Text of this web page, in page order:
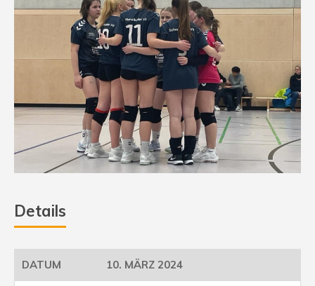
Details
10. MÄRZ 2024